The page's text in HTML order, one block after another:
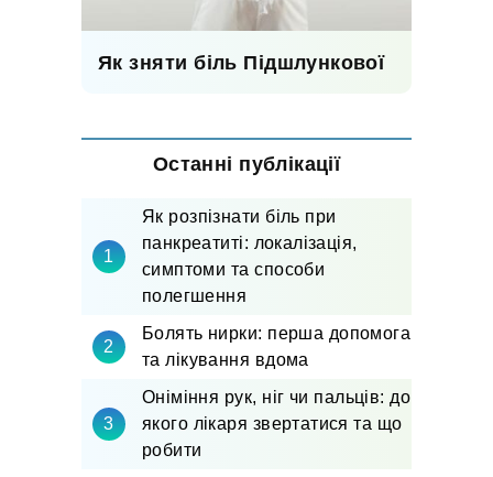
Як зняти біль Підшлункової
Останні публікації
Як розпізнати біль при
панкреатиті: локалізація,
симптоми та способи
полегшення
Болять нирки: перша допомога
та лікування вдома
Оніміння рук, ніг чи пальців: до
якого лікаря звертатися та що
робити